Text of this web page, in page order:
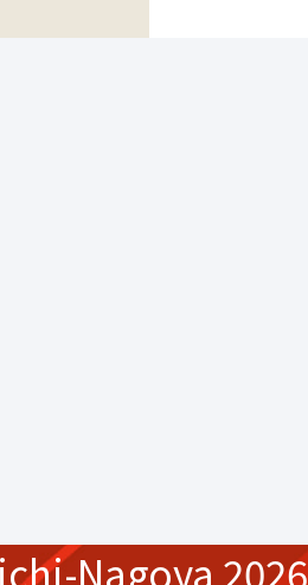
Nagoya 2026,